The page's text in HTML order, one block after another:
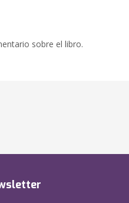
sobre el libro.